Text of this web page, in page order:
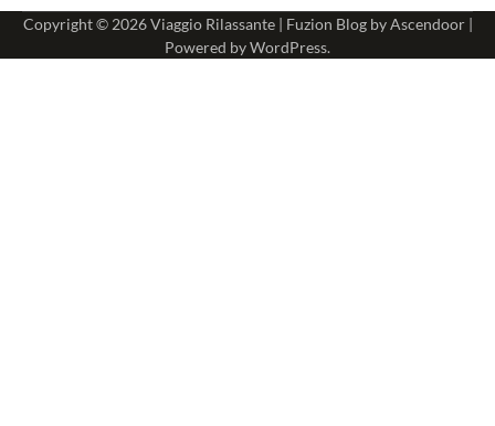
Copyright © 2026Viaggio Rilassante| Fuzion Blog byAscendoor|
Powered byWordPress.